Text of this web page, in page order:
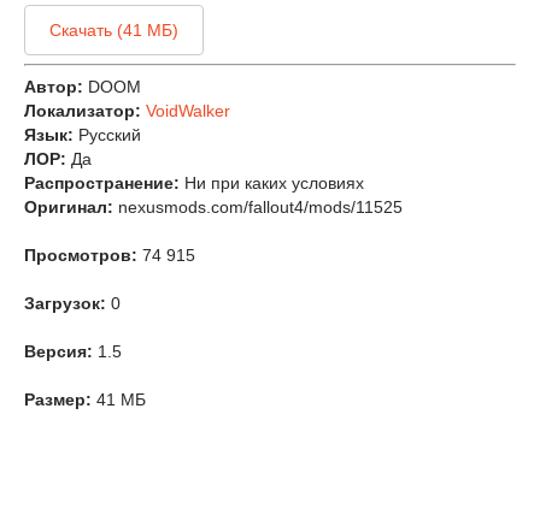
Скачать (41 МБ)
Автор: DOOM
Локализатор: VoidWalker
Язык: Русский
ЛОР: Да
Распространение: Ни при каких условиях
Оригинал: nexusmods.com/fallout4/mods/11525
Просмотров: 74 915
Загрузок: 0
Версия: 1.5
Размер: 41 МБ